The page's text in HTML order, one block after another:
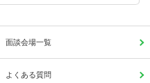
面談会場一覧
よくある質問